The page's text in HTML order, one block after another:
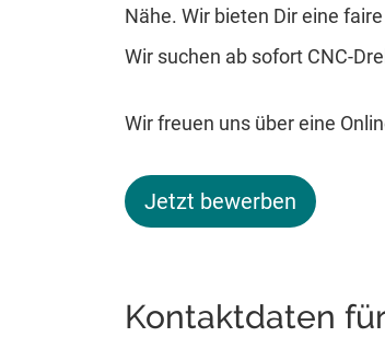
Nähe. Wir bieten Dir eine
Wir suchen ab sofort CNC-
Wir freuen uns über eine
Jetzt bewerben
Kontaktdaten